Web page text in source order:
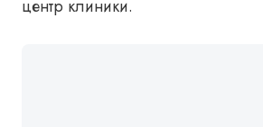
центр клиники.